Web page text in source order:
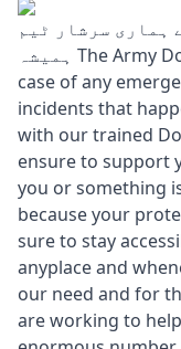
ہماری سرشار ٹیم
ہمیشہ The Army Dog Center is aimed serve you in
case of any
incidents that
with our trained
ensure to support
you or something
because your
sure to stay
anyplace and
our need and for
are working to